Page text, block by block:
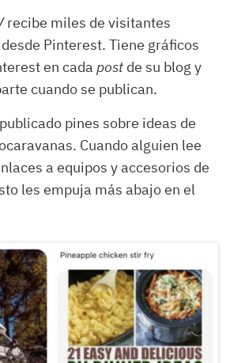
recibe miles de visitantes
Pinterest. Tiene gráficos
en cada post de su blog y
cuando se publican.
pines sobre ideas de
Cuando alguien lee
a equipos y accesorios de
les empuja más abajo en el